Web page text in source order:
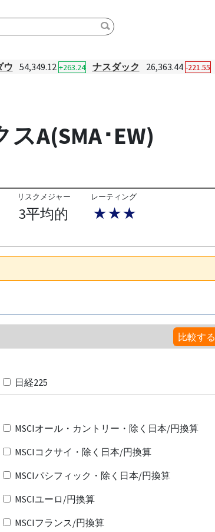
ウ 54,349.12 +263.24 ナスダック 26,363.44 -221.55
A(SMA･EW)
リスクメジャー
3平均的
レーティング
★★★
比較する
日経225
MSCIオール・カントリー・除く日本/円換算
MSCIコクサイ・除く日本/円換算
MSCIパシフィック・除く日本/円換算
MSCIユーロ/円換算
MSCIフランス/円換算